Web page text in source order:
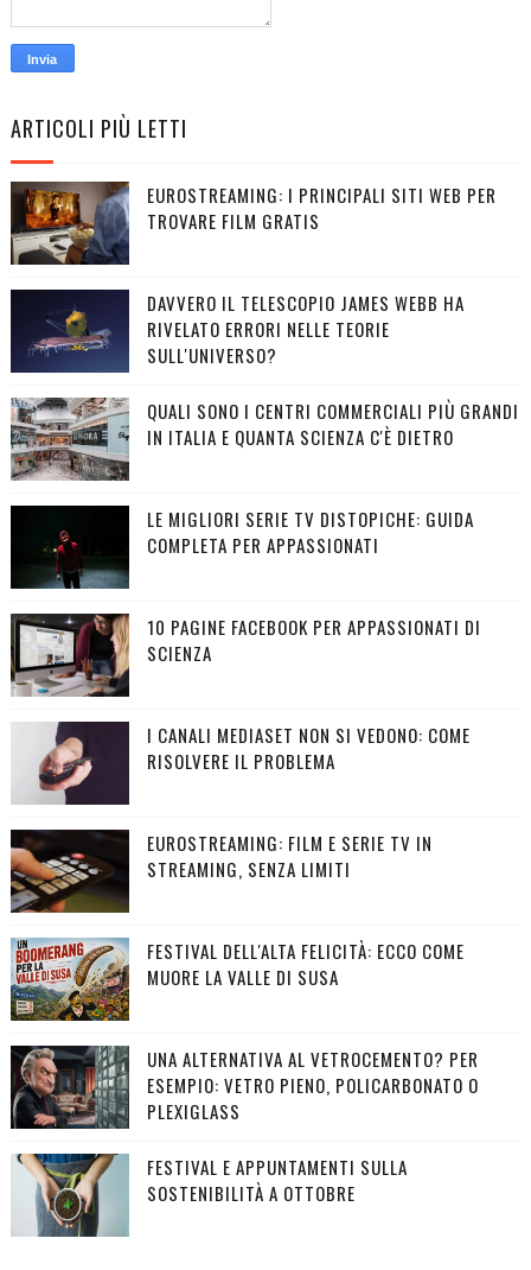
ARTICOLI PIÙ LETTI
EUROSTREAMING: I PRINCIPALI SITI WEB PER
TROVARE FILM GRATIS
DAVVERO IL TELESCOPIO JAMES WEBB HA
RIVELATO ERRORI NELLE TEORIE
SULL'UNIVERSO?
QUALI SONO I CENTRI COMMERCIALI PIÙ GRANDI
IN ITALIA E QUANTA SCIENZA C'È DIETRO
LE MIGLIORI SERIE TV DISTOPICHE: GUIDA
COMPLETA PER APPASSIONATI
10 PAGINE FACEBOOK PER APPASSIONATI DI
SCIENZA
I CANALI MEDIASET NON SI VEDONO: COME
RISOLVERE IL PROBLEMA
EUROSTREAMING: FILM E SERIE TV IN
STREAMING, SENZA LIMITI
FESTIVAL DELL'ALTA FELICITÀ: ECCO COME
MUORE LA VALLE DI SUSA
UNA ALTERNATIVA AL VETROCEMENTO? PER
ESEMPIO: VETRO PIENO, POLICARBONATO O
PLEXIGLASS
FESTIVAL E APPUNTAMENTI SULLA
SOSTENIBILITÀ A OTTOBRE